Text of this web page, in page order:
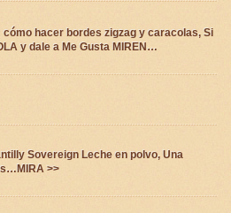
cómo hacer bordes zigzag y caracolas, Si
y dale a Me Gusta MIREN…
Sovereign Leche en polvo, Una
>>